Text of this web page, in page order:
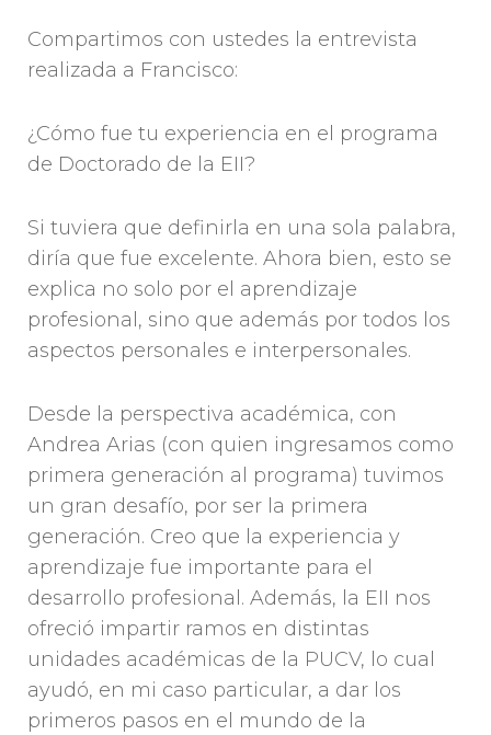
Compartimos con ustedes la entrevista
realizada a Francisco:
¿Cómo fue tu experiencia en el programa
de Doctorado de la EII?
Si tuviera que definirla en una sola palabra,
diría que fue excelente. Ahora bien, esto se
explica no solo por el aprendizaje
profesional, sino que además por todos los
aspectos personales e interpersonales.
Desde la perspectiva académica, con
Andrea Arias (con quien ingresamos como
primera generación al programa) tuvimos
un gran desafío, por ser la primera
generación. Creo que la experiencia y
aprendizaje fue importante para el
desarrollo profesional. Además, la EII nos
ofreció impartir ramos en distintas
unidades académicas de la PUCV, lo cual
ayudó, en mi caso particular, a dar los
primeros pasos en el mundo de la